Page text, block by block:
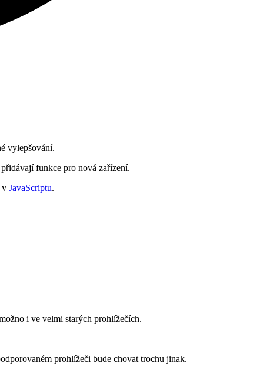
vylepšování.
funkce pro nová zařízení.
v JavaScriptu.
i ve velmi starých prohlížečích.
prohlížeči bude chovat trochu jinak.